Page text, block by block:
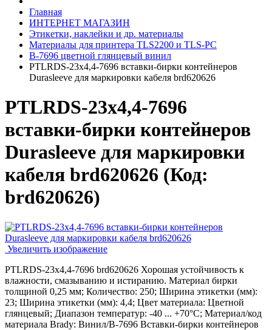
Главная
ИНТЕРНЕТ МАГАЗИН
Этикетки, наклейки и др. материалы
Материалы для принтера TLS2200 и TLS-PC
B-7696 цветной глянцевый винил
PTLRDS-23x4,4-7696 вставки-бирки контейнеров
Durasleeve для маркировки кабеля brd620626
PTLRDS-23x4,4-7696
вставки-бирки контейнеров
Durasleeve для маркировки
кабеля brd620626 (Код:
brd620626)
Увеличить изображение
PTLRDS-23x4,4-7696 brd620626 Хорошая устойчивость к
влажности, смазыванию и истиранию. Материал бирки
толщиной 0,25 мм; Количество: 250; Ширина этикетки (мм):
23; Ширина этикетки (мм): 4,4; Цвет материала: Цветной
глянцевый; Диапазон температур: -40 ... +70°С; Материал/код
материала Brady: Винил/В-7696 Вставки-бирки контейнеров